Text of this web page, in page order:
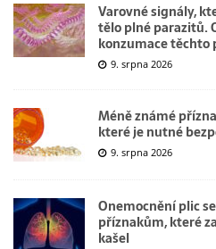
Varovné signály,
tělo plné parazitů.
konzumace těchto
9. srpna 2026
Méně známé
které je nutné
9. srpna 2026
Onemocnění plic
příznakům, které
kašel